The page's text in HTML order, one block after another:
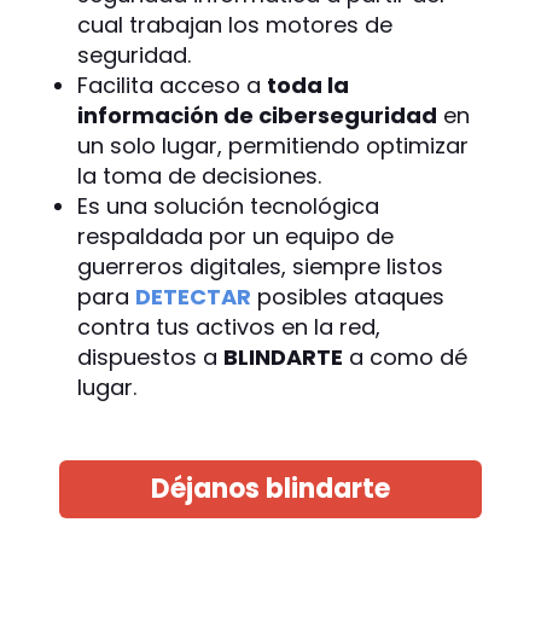
cual trabajan los motores de
seguridad.
Facilita acceso a toda la
información de ciberseguridad en
un solo lugar, permitiendo optimizar
la toma de decisiones.
Es una solución tecnológica
respaldada por un equipo de
guerreros digitales, siempre listos
para DETECTAR posibles ataques
contra tus activos en la red,
dispuestos a BLINDARTE a como dé
lugar.
Déjanos blindarte